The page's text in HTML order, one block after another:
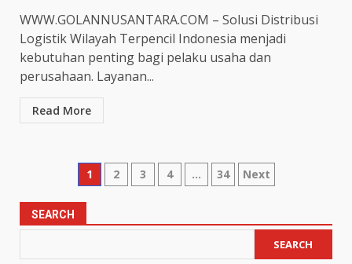
WWW.GOLANNUSANTARA.COM – Solusi Distribusi
Logistik Wilayah Terpencil Indonesia menjadi
kebutuhan penting bagi pelaku usaha dan
perusahaan. Layanan...
Read More
Posts
pagination
1 2 3 4 … 34 Next
SEARCH
SEARCH